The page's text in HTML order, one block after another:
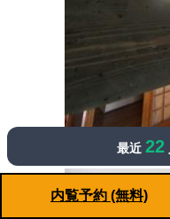
最近 22
内覧予約 (無料)